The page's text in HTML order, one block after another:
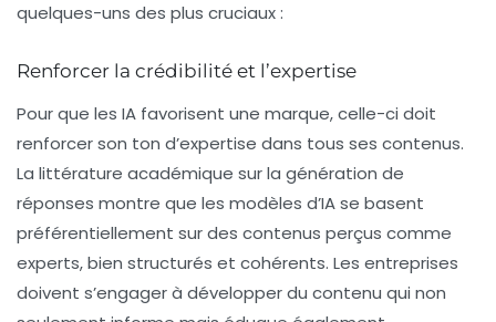
quelques-uns des plus cruciaux :
Renforcer la crédibilité et l’expertise
Pour que les IA favorisent une marque, celle-ci doit
renforcer son ton d’expertise dans tous ses contenus.
La littérature académique sur la génération de
réponses montre que les modèles d’IA se basent
préférentiellement sur des contenus perçus comme
experts, bien structurés et cohérents. Les entreprises
doivent s’engager à développer du contenu qui non